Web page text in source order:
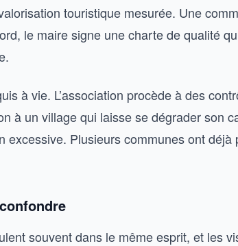
touristique mesurée. Une
le maire signe une charte de qualité
à vie. L’association procède à des
à un village qui laisse se dégrader son
excessive. Plusieurs communes ont déjà
souvent dans le même esprit, et les